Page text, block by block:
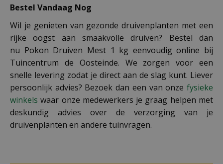
Bestel Vandaag Nog
Wil je genieten van gezonde druivenplanten met een
rijke oogst aan smaakvolle druiven? Bestel dan
nu Pokon Druiven Mest 1 kg eenvoudig online bij
Tuincentrum de Oosteinde. We zorgen voor een
snelle levering zodat je direct aan de slag kunt. Liever
persoonlijk advies? Bezoek dan een van onze fysieke
winkels waar onze medewerkers je graag helpen met
deskundig advies over de verzorging van je
druivenplanten en andere tuinvragen.